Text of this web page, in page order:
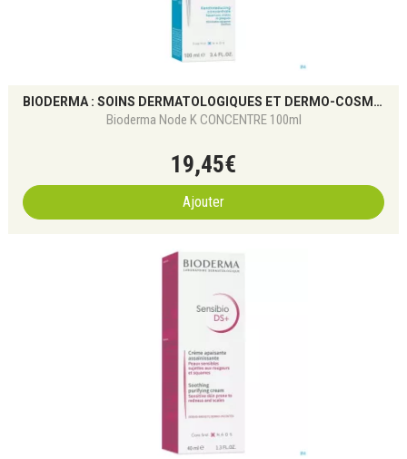
BIODERMA : SOINS DERMATOLOGIQUES ET DERMO-COSMÉTIQUES POUR TOUS LES TYPES DE PEAU
Bioderma Node K CONCENTRE 100ml
19,45€
Ajouter